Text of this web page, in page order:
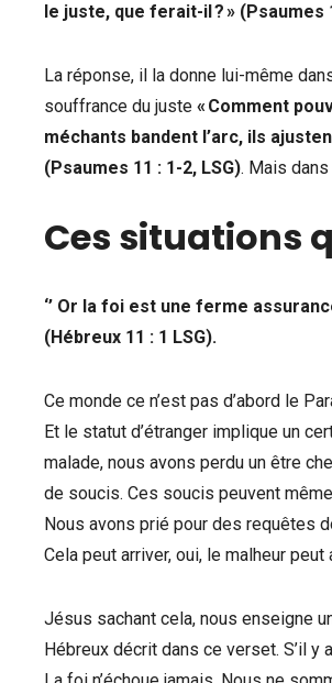
le juste, que ferait-il ? » (Psaumes
La réponse, il la donne lui-même
souffrance du juste « Comment
méchants bandent l’arc, ils
(Psaumes 11 : 1-2, LSG). Mais
Ces situations
‘’ Or la foi est une ferme
(Hébreux 11 : 1 LSG).
Ce monde ce n’est pas d’abord le
Et le statut d’étranger implique un
malade, nous avons perdu un être
de soucis. Ces soucis peuvent
Nous avons prié pour des requêtes
Cela peut arriver, oui, le malheur
Jésus sachant cela, nous enseigne
Hébreux décrit dans ce verset. S’il y